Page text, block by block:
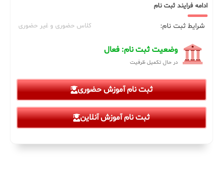
ادامه فرایند ثبت نام
شرایط ثبت نام: کلاس حضوری و غیر حضوری
وضعیت ثبت نام: فعال
در حال تکمیل ظرفیت
ثبت نام آموزش حضوری
ثبت نام آموزش آنلاین